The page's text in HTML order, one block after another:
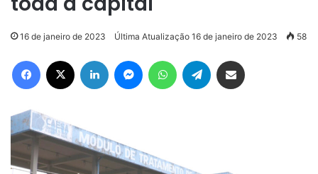
16 de janeiro de 2023 Última Atualização 16 de janeiro de 2023 58
Facebook Linkedin MessengerWhatsAppTelegram